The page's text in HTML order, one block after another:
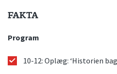
FAKTA
Program
10-12: Oplæg: ‘Historien